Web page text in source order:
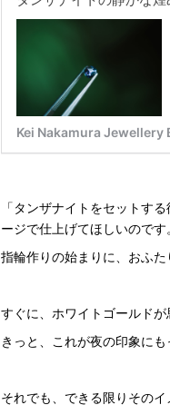
「タンザナイトをセットす
ージで仕上げてほしいのです
指輪作りの始まりに、おふた
すぐに、ホワイトゴールドが
きっと、これが夜の印象にも
それでも、できる限りその